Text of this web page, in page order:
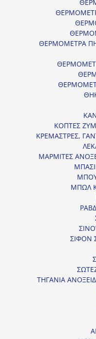
ΘΕΡΜΟΜΕΤΡΑ
ΚΟΠΤΕΣ
ΚΡΕΜΑΣΤΡΕΣ,
ΜΑΡΜΙΤΕΣ
ΜΠΩΛ
ΣΙΦΟΝ
ΤΗΓΑΝΙΑ